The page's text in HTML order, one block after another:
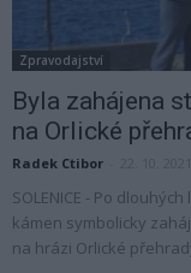
Zpravodajství
Byla zahájena
na Orlické
Radek Ctibor
SOLENICE - Po
kámen symbolicky
na hrázi Orlické